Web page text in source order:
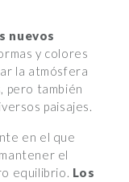
nuevos
y colores
la atmósfera
pero también
paisajes.
en el que
el
equilibrio. Los